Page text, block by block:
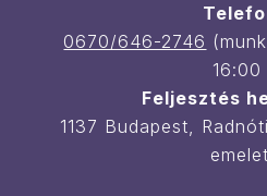
0670/646-2746
16:00
Feljesztés
1137 Budapest,